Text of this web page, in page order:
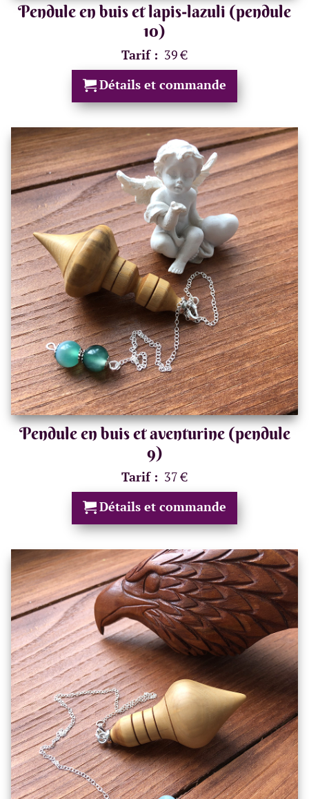
Pendule en buis et lapis-lazuli (pendule
10)
Tarif : 39 €
Détails et commande
Pendule en buis et aventurine (pendule
9)
Tarif : 37 €
Détails et commande